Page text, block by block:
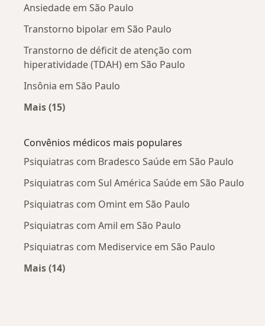
Ansiedade em São Paulo
Transtorno bipolar em São Paulo
Transtorno de déficit de atenção com
hiperatividade (TDAH) em São Paulo
Insônia em São Paulo
Mais (15)
Convênios médicos mais populares
Psiquiatras com Bradesco Saúde em São Paulo
Psiquiatras com Sul América Saúde em São Paulo
Psiquiatras com Omint em São Paulo
Psiquiatras com Amil em São Paulo
Psiquiatras com Mediservice em São Paulo
Mais (14)